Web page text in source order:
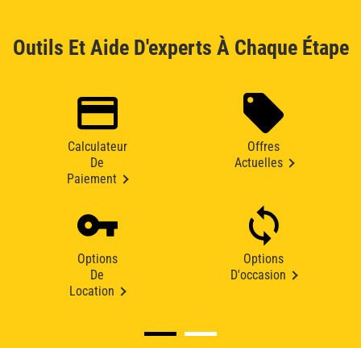
Outils Et Aide D'experts À Chaque Étape
Calculateur
De
Paiement
Offres
Actuelles
Options
De
Location
Options
D'occasion